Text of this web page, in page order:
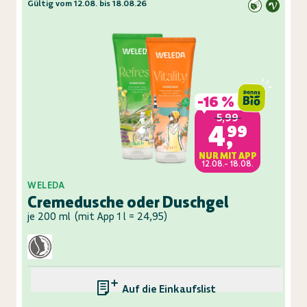
Gültig vom 12.08. bis 18.08.26
-16 %
5,99
4,99
NUR MIT APP
12.08.- 18.08.
WELEDA
Cremedusche oder Duschgel
je 200 ml (mit App 1 l = 24,95)
Auf die Einkaufsliste